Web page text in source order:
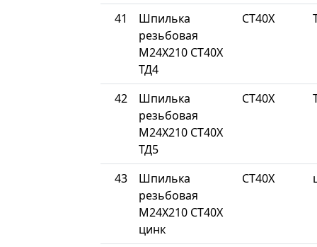
41
Шпилька
резьбовая
М24Х210 СТ40Х
ТД4
СТ40Х
42
Шпилька
резьбовая
М24Х210 СТ40Х
ТД5
СТ40Х
43
Шпилька
резьбовая
М24Х210 СТ40Х
цинк
СТ40Х